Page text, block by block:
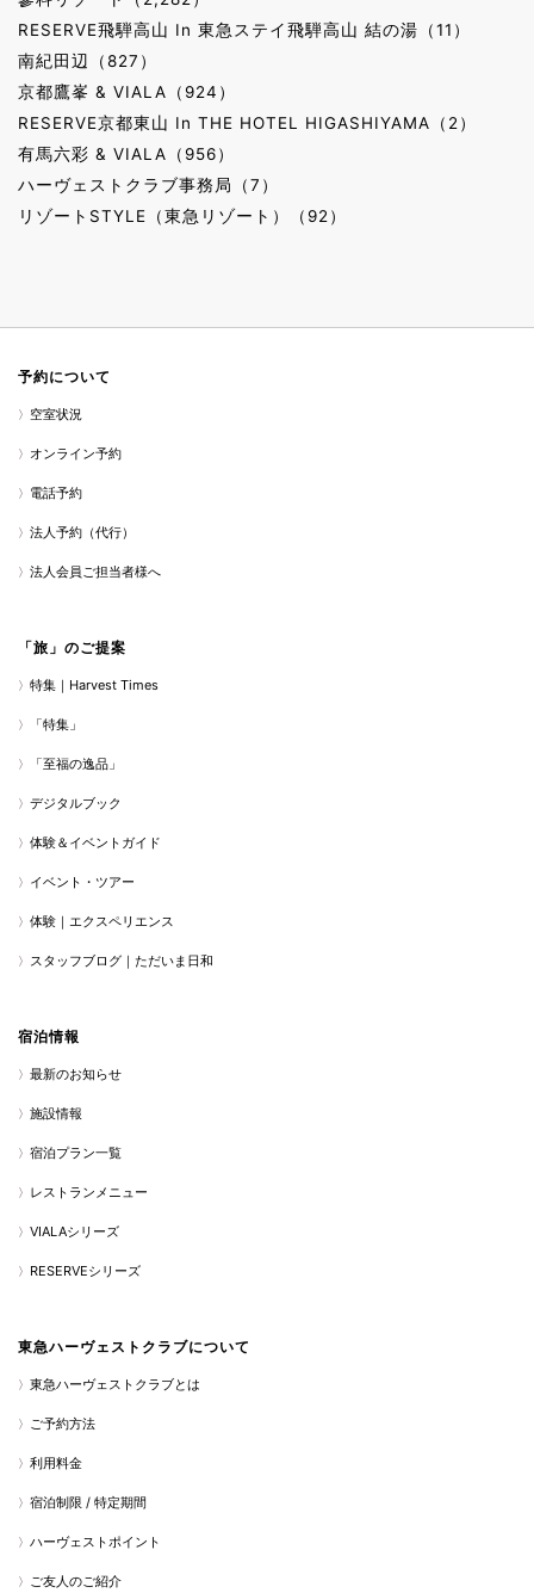
RESERVE飛騨高山 In 東急ステイ飛騨高山 結の湯（11）
南紀田辺（827）
京都鷹峯 & VIALA（924）
RESERVE京都東山 In THE HOTEL HIGASHIYAMA（2）
有馬六彩 & VIALA（956）
ハーヴェストクラブ事務局（7）
リゾートSTYLE（東急リゾート）（92）
予約について
空室状況
オンライン予約
電話予約
法人予約（代行）
法人会員ご担当者様へ
「旅」のご提案
特集｜Harvest Times
「特集」
「至福の逸品」
デジタルブック
体験＆イベントガイド
イベント・ツアー
体験｜エクスペリエンス
スタッフブログ｜ただいま日和
宿泊情報
最新のお知らせ
施設情報
宿泊プラン一覧
レストランメニュー
VIALAシリーズ
RESERVEシリーズ
東急ハーヴェストクラブについて
東急ハーヴェストクラブとは
ご予約方法
利用料金
宿泊制限 / 特定期間
ハーヴェストポイント
ご友人のご紹介